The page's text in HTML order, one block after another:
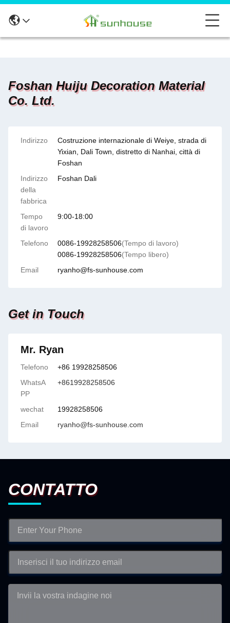
Foshan Huiju Decoration Material
Co. Ltd.
Indirizzo
Costruzione internazionale di Weiye, strada di
Yixian, Dali Town, distretto di Nanhai, città di
Foshan
Indirizzo
della
fabbrica
Foshan Dali
Tempo
di lavoro
9:00-18:00
Telefono 0086-19928258506(Tempo di lavoro)
0086-19928258506(Tempo libero)
Email
ryanho@fs-sunhouse.com
Get in Touch
Mr. Ryan
Telefono
+86 19928258506
WhatsA
PP
+8619928258506
wechat
19928258506
Email
ryanho@fs-sunhouse.com
CONTATTO